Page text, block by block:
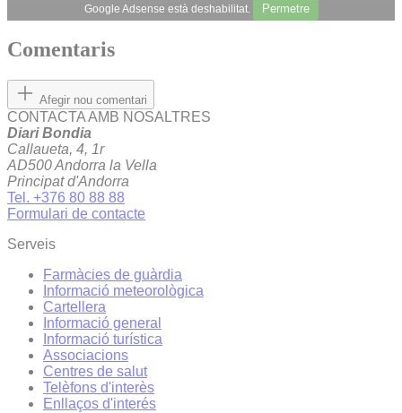
Google Adsense està deshabilitat. Permetre
Comentaris
Afegir nou comentari
CONTACTA AMB NOSALTRES
Diari Bondia
Callaueta, 4, 1r
AD500 Andorra la Vella
Principat d'Andorra
Tel. +376 80 88 88
Formulari de contacte
Serveis
Farmàcies de guàrdia
Informació meteorològica
Cartellera
Informació general
Informació turística
Associacions
Centres de salut
Telèfons d'interès
Enllaços d'interés